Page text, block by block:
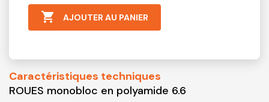
 AJOUTER AU PANIER
Caractéristiques techniques
ROUES monobloc en polyamide 6.6